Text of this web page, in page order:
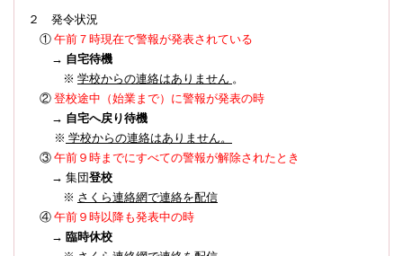
２ 発令状況
① 午前７時現在で警報が発表されている
→ 自宅待機
※ 学校からの連絡はありません 。
② 登校途中（始業まで）に警報が発表の時
→ 自宅へ戻り待機
※ 学校からの連絡はありません。
③ 午前９時までにすべての警報が解除されたとき
→ 集団登校
※ さくら連絡網で連絡を配信
④ 午前９時以降も発表中の時
→ 臨時休校